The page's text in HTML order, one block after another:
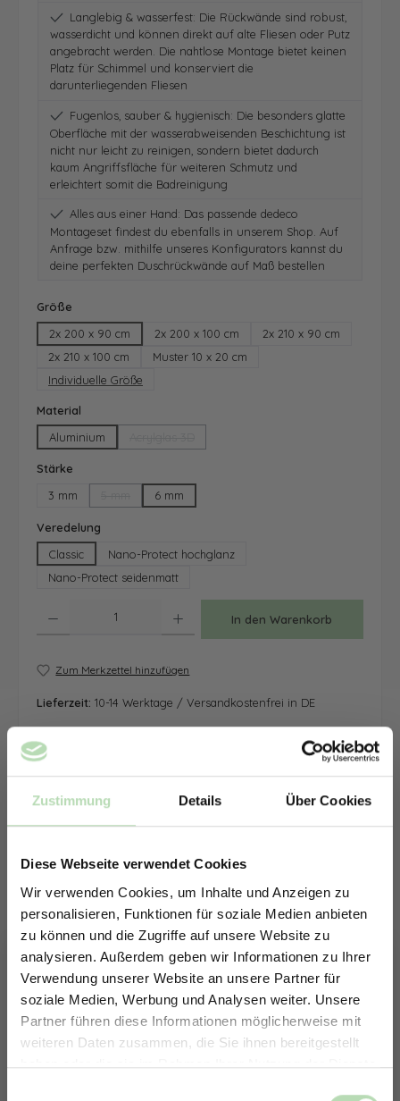
Zustimmung Details Über Cookies
Diese Webseite verwendet Cookies
Wir verwenden Cookies, um Inhalte und Anzeigen zu
personalisieren, Funktionen für soziale Medien anbieten
zu können und die Zugriffe auf unsere Website zu
analysieren. Außerdem geben wir Informationen zu Ihrer
Verwendung unserer Website an unsere Partner für
soziale Medien, Werbung und Analysen weiter. Unsere
Partner führen diese Informationen möglicherweise mit
weiteren Daten zusammen, die Sie ihnen bereitgestellt
haben oder die sie im Rahmen Ihrer Nutzung der Dienste
Langlebig & wasserfest: Die Rückwände sind robust,
wasserdicht und können direkt auf alte Fliesen oder Putz
angebracht werden. Die nahtlose Montage bietet keinen
Platz für Schimmel und konserviert die
darunterliegenden Fliesen
Fugenlos, sauber & hygienisch: Die besonders glatte
Oberfläche mit der wasserabweisenden Beschichtung ist
nicht nur leicht zu reinigen, sondern bietet dadurch
kaum Angriffsfläche für weiteren Schmutz und
erleichtert somit die Badreinigung
Alles aus einer Hand: Das passende dedeco
Montageset findest du ebenfalls in unserem Shop. Auf
Anfrage bzw. mithilfe unseres Konfigurators kannst du
deine perfekten Duschrückwände auf Maß bestellen
Größe
2x 200 x 90 cm
2x 200 x 100 cm
2x 210 x 90 cm
2x 210 x 100 cm
Muster 10 x 20 cm
Individuelle Größe
Material
Aluminium
Stärke
3 mm
(Diese Option ist zurzeit nicht verfügbar.)
6 mm
Veredelung
Classic
Nano-Protect hochglanz
Nano-Protect seidenmatt
In den Warenkorb
Zum Merkzettel hinzufügen
Lieferzeit: 10-14 Werktage / Versandkostenfrei in DE
ERHALTE 5% RABATT AUF
DEINE RÜCKWÄNDE